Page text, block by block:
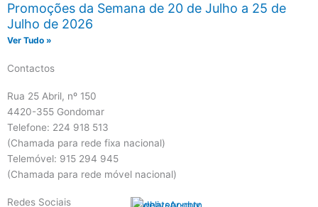
Promoções da Semana de 20 de Julho a 25 de
Julho de 2026
Ver Tudo »
Contactos
Rua 25 Abril, nº 150
4420-355 Gondomar
Telefone: 224 918 513
(Chamada para rede fixa nacional)
Telemóvel: 915 294 945
(Chamada para rede móvel nacional)
Redes Sociais